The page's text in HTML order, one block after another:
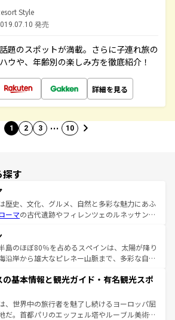
Style
発売
題のスポットが満載。さらに子連れ旅の
ウや、年齢別の楽しみ方を徹底紹介！
詳細を見る
1 2 3 … 10
す
歴史、文化、グルメ、自然と多彩な魅力にあふ
ーマの古代遺跡やフィレンツェのルネッサンス
カーナの美しい田園風景やアマルフィ海岸の絶
然景観も見逃せない。観光の合間には、本場の
タなど、絶品のイタリア料理を堪能することも
るイタリアで、忘れられない旅をしてみよう！
のイタリア情報は
島のほぼ80％を占めるスペインは、太陽が降り
沿岸から雄大なピレネー山脈まで、多彩な自然
くこの国では、情熱的なフラメンコ、熱気あふ
そして美味しいタパスが生活の一部となってい
ドリードの洗練された雰囲気や、バルセロナの
れた街角から、地方では古代ローマ遺跡や中世
の基本情報と観光ガイド・有名観光スポ
、世界中の旅行者を魅了し続けるヨーロッパ屈
だ。首都パリのエッフェル塔やルーブル美術館